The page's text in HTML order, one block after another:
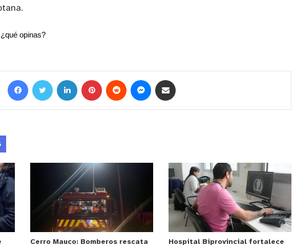
opinas?
Cerro Mauco: Bomberos rescata Hospital Biprovincial fortalece